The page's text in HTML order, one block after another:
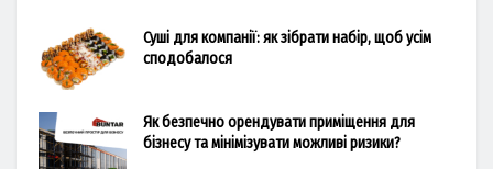
Суші для компанії: як зібрати набір, щоб усім
сподобалося
Як безпечно орендувати приміщення для
бізнесу та мінімізувати можливі ризики?